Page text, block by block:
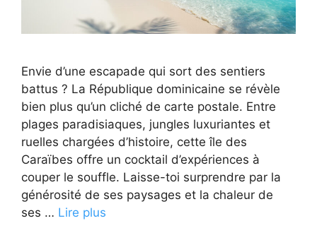
Envie d’une escapade qui sort des sentiers
battus ? La République dominicaine se révèle
bien plus qu’un cliché de carte postale. Entre
plages paradisiaques, jungles luxuriantes et
ruelles chargées d’histoire, cette île des
Caraïbes offre un cocktail d’expériences à
couper le souffle. Laisse-toi surprendre par la
générosité de ses paysages et la chaleur de
ses … Lire plus